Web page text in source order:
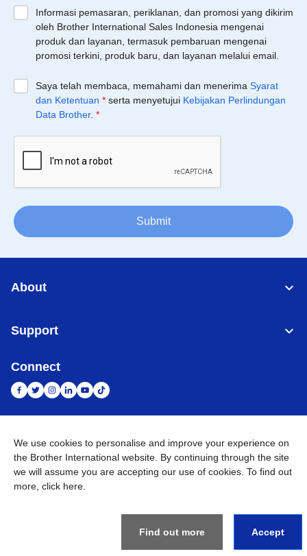
Informasi pemasaran, periklanan, dan promosi yang dikirim
oleh Brother International Sales Indonesia mengenai
produk dan layanan, termasuk pembaruan mengenai
promosi terkini, produk baru, dan layanan melalui email.
Saya telah membaca, memahami dan menerima Syarat
dan Ketentuan * serta menyetujui Kebijakan Perlindungan
Data Brother. *
Submit
About
Support
Connect
Indonesia Jaringan Global
Privacy Policy Ketentuan Penggunaan Site Map Kunjungi Situs Global
Rights Reserved
We use cookies to personalise and improve your experience on
the Brother International website. By continuing through the site
we will assume you are accepting our use of cookies. To find out
more, click here
Find out more Accept